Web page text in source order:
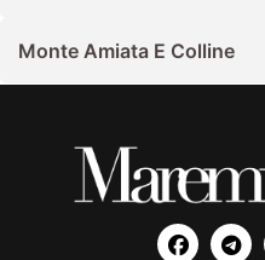
Monte Amiata E Colline